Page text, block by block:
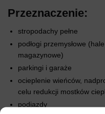
Przeznaczenie:
stropodachy pełne
podłogi przemysłowe
magazynowe)
parkingi i garaże
ocieplenie wieńców,
celu redukcji mostków
podjazdy